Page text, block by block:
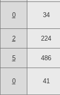
0 34
2 224
5 486
0 41